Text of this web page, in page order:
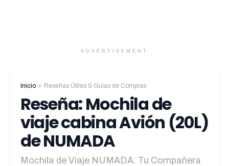
ADVERTISEMENT
Inicio Reseñas Útiles & Guías de Compras
Reseña: Mochila de
viaje cabina Avión (20L)
de NUMADA
Mochila de Viaje NUMADA: Tu Compañera